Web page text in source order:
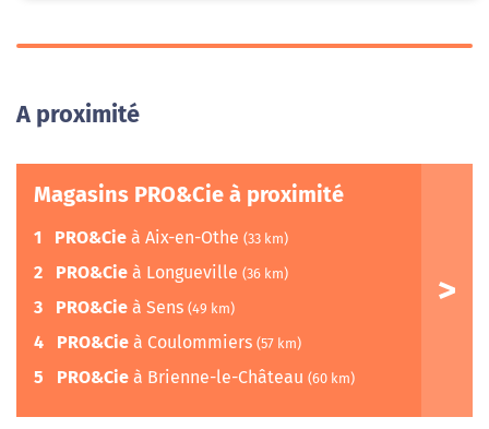
A proximité
Magasins PRO&Cie à proximité
1 PRO&Cie à Aix-en-Othe (33 km)
2 PRO&Cie à Longueville (36 km)
3 PRO&Cie à Sens (49 km)
4 PRO&Cie à Coulommiers (57 km)
5 PRO&Cie à Brienne-le-Château (60 km)